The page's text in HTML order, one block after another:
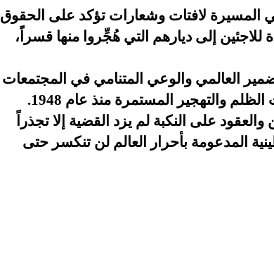
المسيرة لافتات وشعارات تؤكد على الحقوق
إلى ديارهم التي هُجِّروا منها قسراً،
العالمي والوعي المتنامي في المجتمعات
والتهجير المستمرة منذ عام 1948
.
على النكبة لم يزد القضية إلا تجذراً
المدعومة بأحرار العالم لن تنكسر حتى